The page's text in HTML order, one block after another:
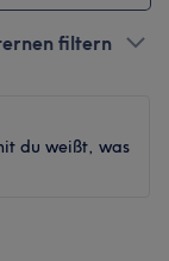
filtern
du weißt, was